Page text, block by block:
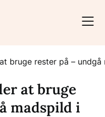
at bruge
madspild i